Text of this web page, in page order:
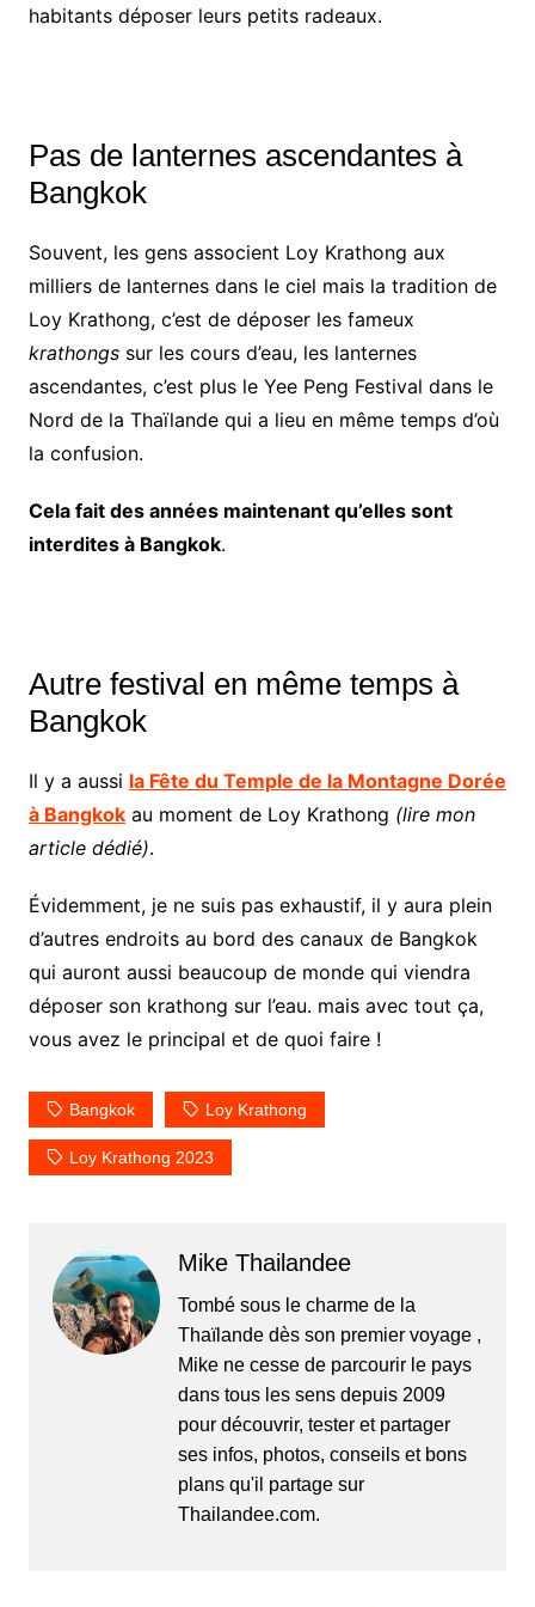
habitants déposer leurs petits radeaux.
Pas de lanternes ascendantes à
Bangkok
Souvent, les gens associent Loy Krathong aux
milliers de lanternes dans le ciel mais la tradition de
Loy Krathong, c’est de déposer les fameux
krathongssur les cours d’eau, les lanternes
ascendantes, c’est plus le Yee Peng Festival dans le
Nord de la Thaïlande qui a lieu en même temps d’où
la confusion.
Cela fait des années maintenant qu’elles sont
interdites à Bangkok.
Autre festival en même temps à
Bangkok
Il y a aussi la Fête du Temple de la Montagne Dorée
à Bangkokau moment de Loy Krathong (lire mon
article dédié).
Évidemment, je ne suis pas exhaustif, il y aura plein
d’autres endroits au bord des canaux de Bangkok
qui auront aussi beaucoup de monde qui viendra
déposer son krathong sur l’eau. mais avec tout ça,
vous avez le principal et de quoi faire !
Bangkok Loy Krathong
Loy Krathong 2023
Mike Thailandee
Tombé sous le charme de la
Thaïlande dès son premier voyage ,
Mike ne cesse de parcourir le pays
dans tous les sens depuis 2009
pour découvrir, tester et partager
ses infos, photos, conseils et bons
plans qu'il partage sur
Thailandee.com.